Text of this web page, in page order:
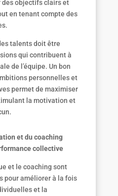
objectifs clairs et
en tenant compte des
talents doit être
qui contribuent à
de l’équipe. Un bon
personnelles et
permet de maximiser
la motivation et
et du coaching
collective
et le coaching sont
pour améliorer à la fois
et la